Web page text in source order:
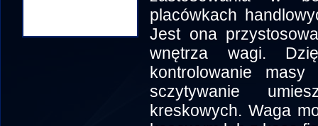
placówkach
Jest ona
wnętrza wagi.
kontrolowanie
sczytywanie
kreskowych. Waga